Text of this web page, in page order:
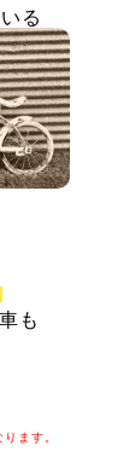
る
も
ます。